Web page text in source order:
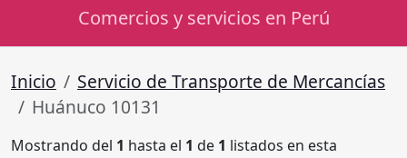
Comercios y servicios en Perú
Inicio
Servicio de Transporte de Mercancías
Huánuco 10131
Mostrando del 1 hasta el 1 de 1 listados en esta